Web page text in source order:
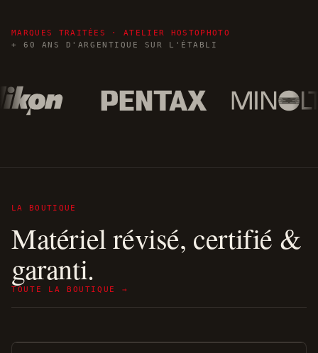
MARQUES TRAITÉES · ATELIER HOSTOPHOTO
+ 60 ANS D'ARGENTIQUE SUR L'ÉTABLI
LA BOUTIQUE
Matériel révisé, certifié &
garanti.
TOUTE LA BOUTIQUE →